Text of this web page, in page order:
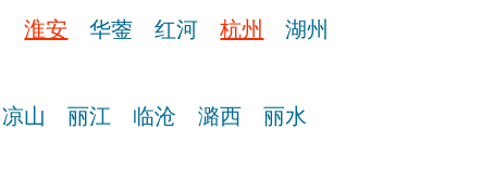
淮安 华蓥 红河 杭州
湖州
凉山 丽江 临沧 潞西
丽水